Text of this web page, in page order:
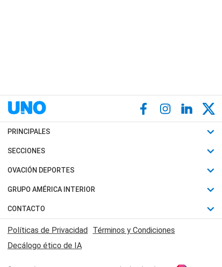
PRINCIPALES
Últimas Noticias
Política
Judiciales
Economia
SECCIONES
Horóscopo
Motores
Trucos caseros
Series y Películas
Edictos y Solicitadas
OVACIÓN DEPORTES
Fútbol
Mundial
Automovilismo
Rugby
GRUPO AMÉRICA INTERIOR
Canal 7 en Vivo
CONTACTO
Acerca de Nosotros
Contactanos
Políticas de Privacidad Términos y Condiciones
Decálogo ético de IA